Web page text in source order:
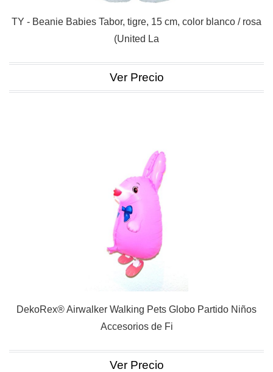
TY - Beanie Babies Tabor, tigre, 15 cm, color blanco / rosa
(United La
Ver Precio
DekoRex® Airwalker Walking Pets Globo Partido Niños
Accesorios de Fi
Ver Precio